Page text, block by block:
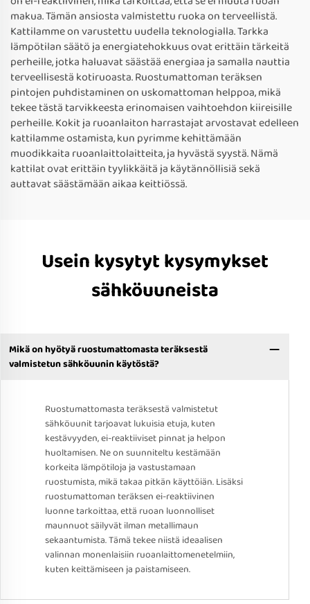
makua. Tämän ansiosta valmistettu ruoka on terveellistä.
Kattilamme on varustettu uudella teknologialla. Tarkka
lämpötilan säätö ja energiatehokkuus ovat erittäin tärkeitä
perheille, jotka haluavat säästää energiaa ja samalla nauttia
terveellisestä kotiruoasta. Ruostumattoman teräksen
pintojen puhdistaminen on uskomattoman helppoa, mikä
tekee tästä tarvikkeesta erinomaisen vaihtoehdon kiireisille
perheille. Kokit ja ruoanlaiton harrastajat arvostavat edelleen
kattilamme ostamista, kun pyrimme kehittämään
muodikkaita ruoanlaittolaitteita, ja hyvästä syystä. Nämä
kattilat ovat erittäin tyylikkäitä ja käytännöllisiä sekä
auttavat säästämään aikaa keittiössä.
Usein kysytyt kysymykset
sähköuuneista
Mikä on hyötyä ruostumattomasta teräksestä
valmistetun sähköuunin käytöstä?
Ruostumattomasta teräksestä valmistetut
sähköuunit tarjoavat lukuisia etuja, kuten
kestävyyden, ei-reaktiiviset pinnat ja helpon
huoltamisen. Ne on suunniteltu kestämään
korkeita lämpötiloja ja vastustamaan
ruostumista, mikä takaa pitkän käyttöiän. Lisäksi
ruostumattoman teräksen ei-reaktiivinen
luonne tarkoittaa, että ruoan luonnolliset
maunnuot säilyvät ilman metallimaun
sekaantumista. Tämä tekee niistä ideaalisen
valinnan monenlaisiin ruoanlaittomenetelmiin,
kuten keittämiseen ja paistamiseen.